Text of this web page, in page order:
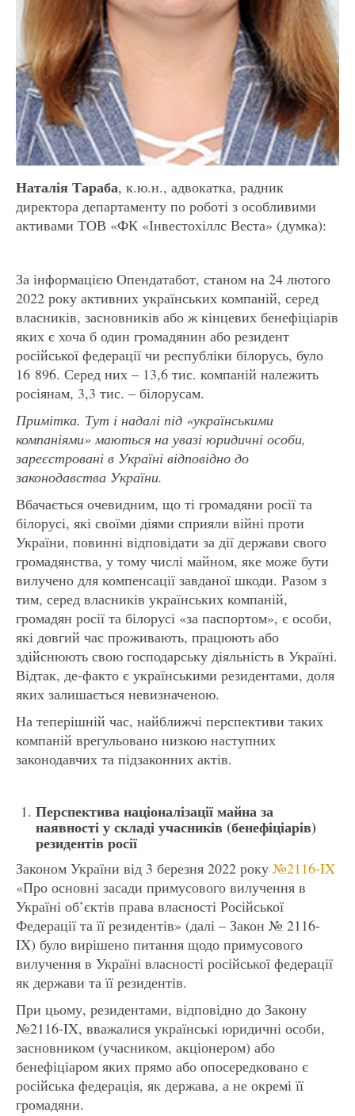
Наталія Тараба, к.ю.н., адвокатка, радник
директора департаменту по роботі з особливими
активами ТОВ «ФК «Інвестохіллс Веста» (думка):
За інформацією Опендатабот, станом на 24 лютого
2022 року активних українських компаній, серед
власників, засновників або ж кінцевих бенефіціарів
яких є хоча б один громадянин або резидент
російської федерації чи республіки білорусь, було
16 896. Серед них – 13,6 тис. компаній належить
росіянам, 3,3 тис. – білорусам.
Примітка. Тут і надалі під «українськими
компаніями» маються на увазі юридичні особи,
зареєстровані в Україні відповідно до
законодавства України.
Вбачається очевидним, що ті громадяни росії та
білорусі, які своїми діями сприяли війні проти
України, повинні відповідати за дії держави свого
громадянства, у тому числі майном, яке може бути
вилучено для компенсації завданої шкоди. Разом з
тим, серед власників українських компаній,
громадян росії та білорусі «за паспортом», є особи,
які довгий час проживають, працюють або
здійснюють свою господарську діяльність в Україні.
Відтак, де-факто є українськими резидентами, доля
яких залишається невизначеною.
На теперішній час, найближчі перспективи таких
компаній врегульовано низкою наступних
законодавчих та підзаконних актів.
Перспектива націоналізації майна за
наявності у складі учасників (бенефіціарів)
резидентів росії
Законом України від 3 березня 2022 року №2116-IX
«Про основні засади примусового вилучення в
Україні об’єктів права власності Російської
Федерації та її резидентів» (далі – Закон № 2116-
IX) було вирішено питання щодо примусового
вилучення в Україні власності російської федерації
як держави та її резидентів.
При цьому, резидентами, відповідно до Закону
№2116-IX, вважалися українські юридичні особи,
засновником (учасником, акціонером) або
бенефіціаром яких прямо або опосередковано є
російська федерація, як держава, а не окремі її
громадяни.